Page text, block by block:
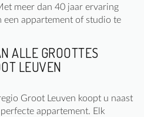
meer dan 40 jaar ervaring
een appartement of studio te
ALLE GROOTTES
LEUVEN
Groot Leuven koopt u naast
appartement. Elk